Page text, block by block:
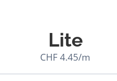
Lite
CHF 4.45/m